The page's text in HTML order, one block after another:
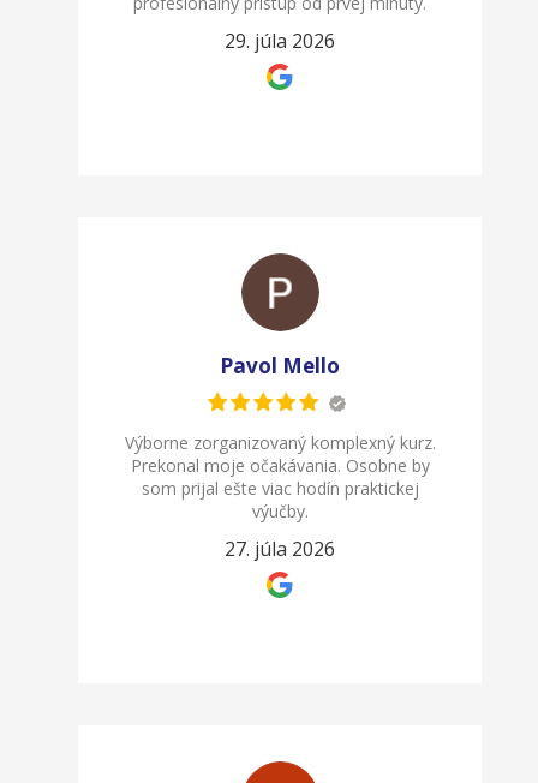
29. júla 2026
Pavol Mello
Výborne zorganizovaný komplexný kurz.
Prekonal moje očakávania. Osobne by
som prijal ešte viac hodín praktickej
výučby.
27. júla 2026